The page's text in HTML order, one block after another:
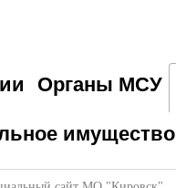
Органы МСУ
имущество